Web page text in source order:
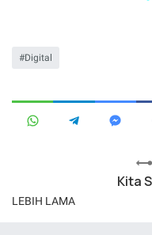
Digital
Kita
LEBIH LAMA